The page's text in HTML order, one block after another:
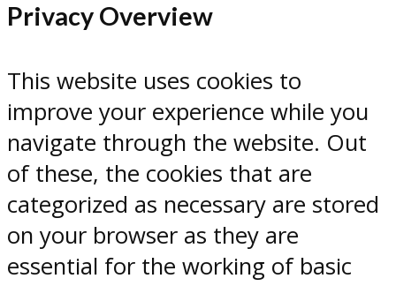
Privacy Overview
This website uses cookies to
improve your experience while you
navigate through the website. Out
of these, the cookies that are
categorized as necessary are stored
on your browser as they are
essential for the working of basic